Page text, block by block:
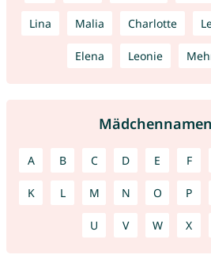
Lina Malia Charlotte
Elena Leonie
A B C D E F
K L M N O P
U V W X